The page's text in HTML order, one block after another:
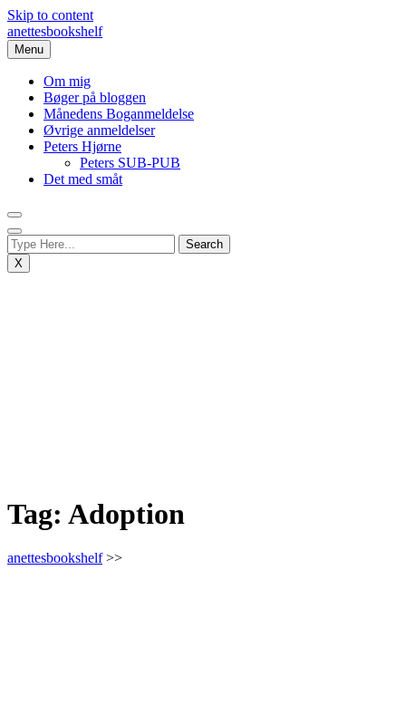
Skip to content
anettesbookshelf
Menu
Om mig
Bøger på bloggen
Månedens Boganmeldelse
Øvrige anmeldelser
Peters Hjørne
Peters SUB-PUB
Det med småt
X
Tag: Adoption
anettesbookshelf>>